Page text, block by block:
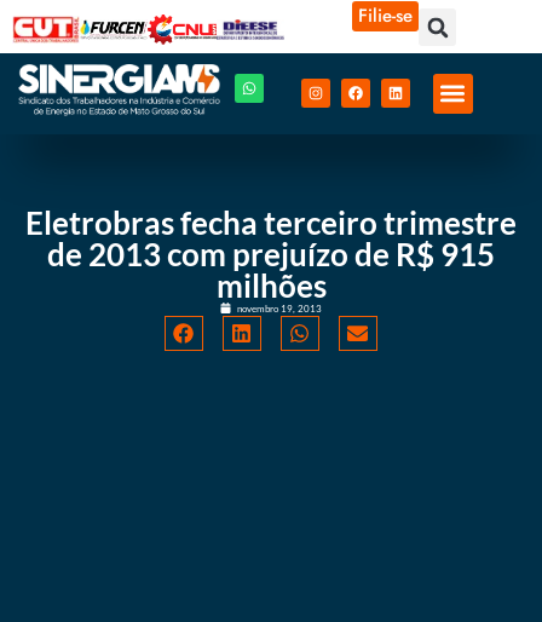
Filie-se
Eletrobras fecha terceiro trimestre
de 2013 com prejuízo de R$ 915
milhões
novembro 19, 2013